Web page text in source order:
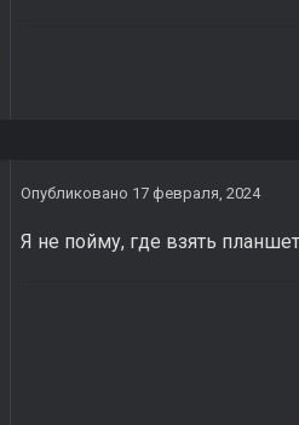
Опубликовано 17 февраля, 2024
Я не пойму, где взять